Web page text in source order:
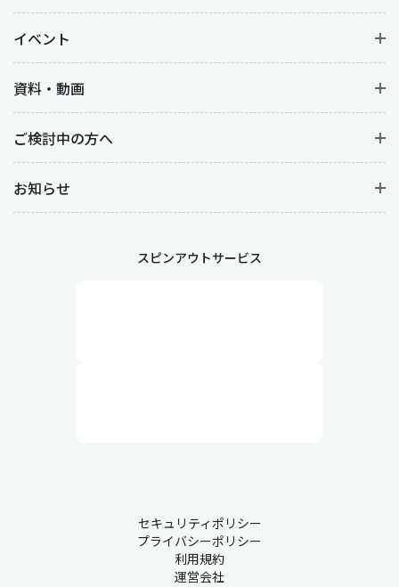
イベント
資料・動画
ご検討中の方へ
お知らせ
スピンアウトサービス
セキュリティポリシー
プライバシーポリシー
利用規約
運営会社